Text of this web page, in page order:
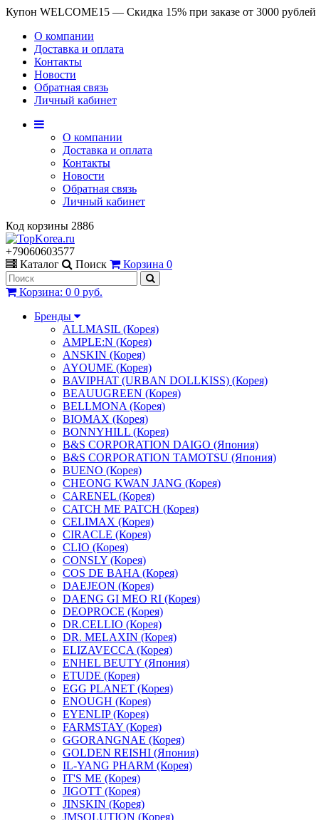
Купон WELCOME15 — Скидка 15% при заказе от 3000 рублей
О компании
Доставка и оплата
Контакты
Новости
Обратная связь
Личный кабинет
О компании
Доставка и оплата
Контакты
Новости
Обратная связь
Личный кабинет
Код корзины 2886
+79060603577
Каталог
Поиск Корзина 0
Корзина: 0 0 руб.
Бренды
ALLMASIL (Корея)
AMPLE:N (Корея)
ANSKIN (Корея)
AYOUME (Корея)
BAVIPHAT (URBAN DOLLKISS) (Корея)
BEAUUGREEN (Корея)
BELLMONA (Корея)
BIOMAX (Корея)
BONNYHILL (Корея)
B&S CORPORATION DAIGO (Япония)
B&S CORPORATION TAMOTSU (Япония)
BUENO (Корея)
CHEONG KWAN JANG (Корея)
CARENEL (Корея)
CATCH ME PATCH (Корея)
CELIMAX (Корея)
CIRACLE (Корея)
CLIO (Корея)
CONSLY (Корея)
COS DE BAHA (Корея)
DAEJEON (Корея)
DAENG GI MEO RI (Корея)
DEOPROCE (Корея)
DR.CELLIO (Корея)
DR. MELAXIN (Корея)
ELIZAVECCA (Корея)
ENHEL BEUTY (Япония)
ETUDE (Корея)
EGG PLANET (Корея)
ENOUGH (Корея)
EYENLIP (Корея)
FARMSTAY (Корея)
GGORANGNAE (Корея)
GOLDEN REISHI (Япония)
IL-YANG PHARM (Корея)
IT'S ME (Корея)
JIGOTT (Корея)
JINSKIN (Корея)
JMSOLUTION (Корея)